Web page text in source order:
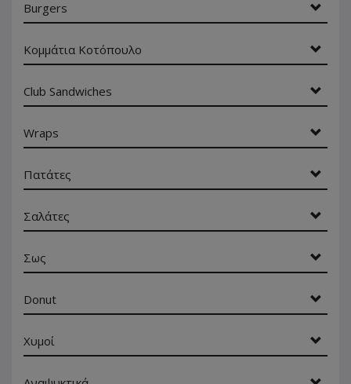
Burgers
Κομμάτια Κοτόπουλο
Club Sandwiches
Wraps
Πατάτες
Σαλάτες
Σως
Donut
Χυμοί